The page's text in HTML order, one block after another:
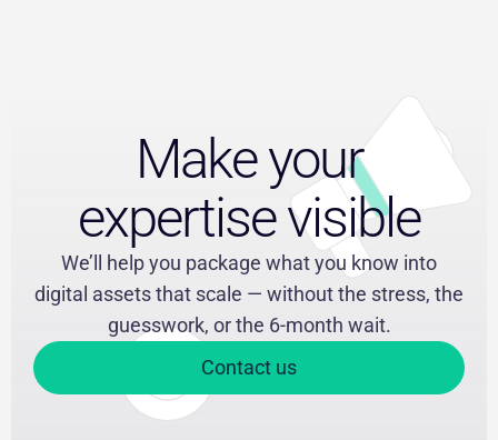
Make your
expertise visible
We’ll help you package what you know into
digital assets that scale — without the stress, the
guesswork, or the 6-month wait.
Contact us